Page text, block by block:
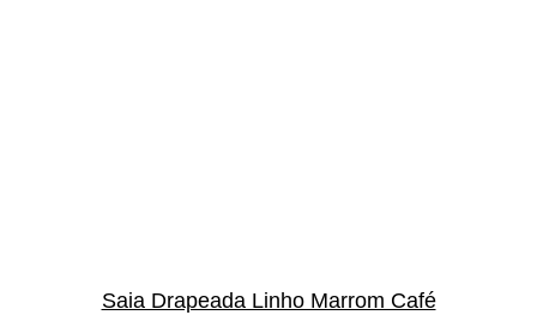
Saia Drapeada Linho Marrom Café